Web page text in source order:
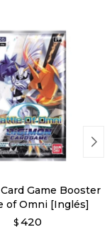
Game Booster
of Omni [Inglés]
$ 420